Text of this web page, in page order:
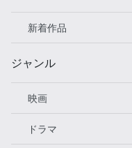
新着作品
ジャンル
映画
ドラマ